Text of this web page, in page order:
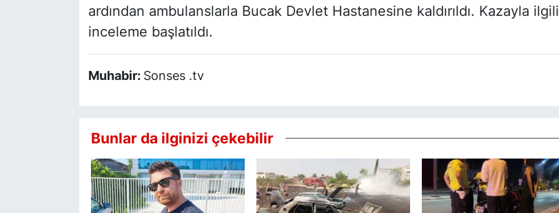
ardından ambulanslarla Bucak Devlet Hastanesine kaldırıldı. Kazayla ilgili
inceleme başlatıldı.
Muhabir: Sonses .tv
Bunlar da ilginizi çekebilir